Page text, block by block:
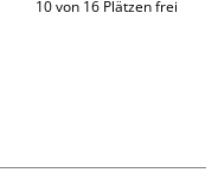
10 von 16 Plätzen frei